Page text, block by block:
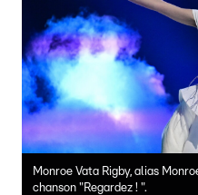
Monroe Vata Rigby, alias
chanson "Regardez ! ".